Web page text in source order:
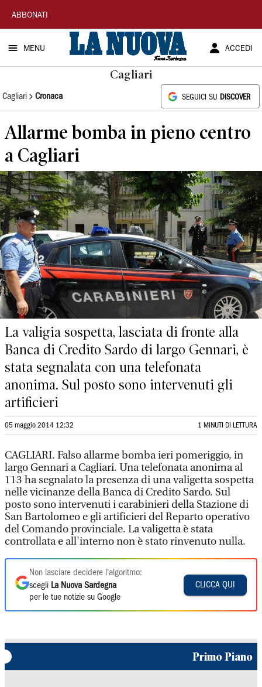
La
Nuova
Sardegna
ABBONATI
MENU ACCEDI
Cagliari
Cagliari Cronaca SEGUICI SU DISCOVER
Allarme bomba in pieno centro
a Cagliari
La valigia sospetta, lasciata di fronte alla
Banca di Credito Sardo di largo Gennari, è
stata segnalata con una telefonata
anonima. Sul posto sono intervenuti gli
artificieri
05 maggio 2014 12:32 1 MINUTI DI LETTURA
CAGLIARI. Falso allarme bomba ieri pomeriggio, in
largo Gennari a Cagliari. Una telefonata anonima al
113 ha segnalato la presenza di una valigetta sospetta
nelle vicinanze della Banca di Credito Sardo. Sul
posto sono intervenuti i carabinieri della Stazione di
San Bartolomeo e gli artificieri del Reparto operativo
del Comando provinciale. La valigetta è stata
controllata e all'interno non è stato rinvenuto nulla.
Non lasciare decidere l'algoritmo:
scegli La Nuova Sardegna
per le tue notizie su Google
CLICCA QUI
Primo Piano